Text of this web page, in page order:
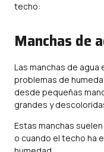
techo:
Manchas de
Las manchas de
problemas de
desde pequeñas
grandes y
Estas manchas
o cuando el techo ha